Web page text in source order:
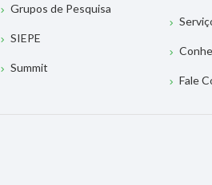
Grupos de Pesquisa
SIEPE
Summit
Fale